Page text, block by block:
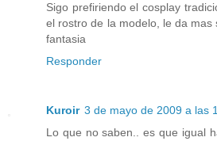
Sigo prefiriendo el cosplay
el rostro de la modelo, le da mas
fantasia
Responder
Kuroir 3 de mayo de 2009 a las
Lo que no saben.. es que igual